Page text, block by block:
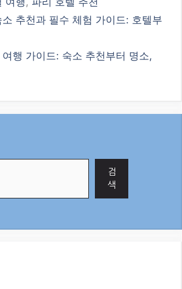
추천과 필수 체험 가이드: 호텔부
행 가이드: 숙소 추천부터 명소,
검
색